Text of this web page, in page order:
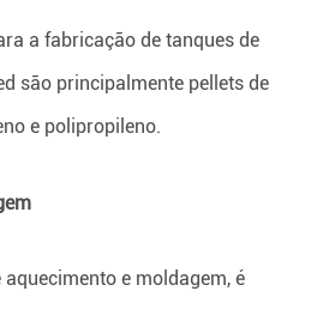
a fabricação de tanques de
são principalmente pellets de
e polipropileno.
e moldagem, é